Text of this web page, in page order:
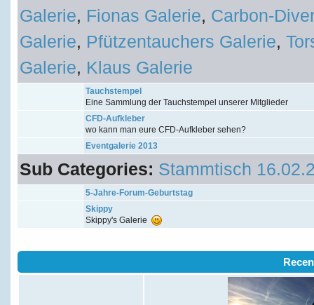
Galerie, Fionas Galerie, Carbon-
Galerie, Pfützentauchers Galerie,
Galerie, Klaus Galerie
Tauchstempel
Eine Sammlung der Tauchstempel unserer Mitglieder
CFD-Aufkleber
wo kann man eure CFD-Aufkleber sehen?
Eventgalerie 2013
Sub Categories: Stammtisch
5-Jahre-Forum-Geburtstag
Skippy
Skippy's Galerie